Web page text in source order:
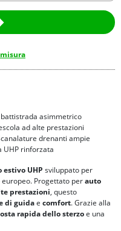
battistrada asimmetrico
ad alte prestazioni
drenanti ampie
UHP rinforzata
UHP sviluppato per
Progettato perauto
prestazioni, questo
di guidae comfort. Grazie alla
rapida dello sterzoe una